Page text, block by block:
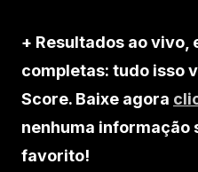
+ Resultados ao
completas: tudo isso
Score. Baixe agora
nenhuma informação
favorito!